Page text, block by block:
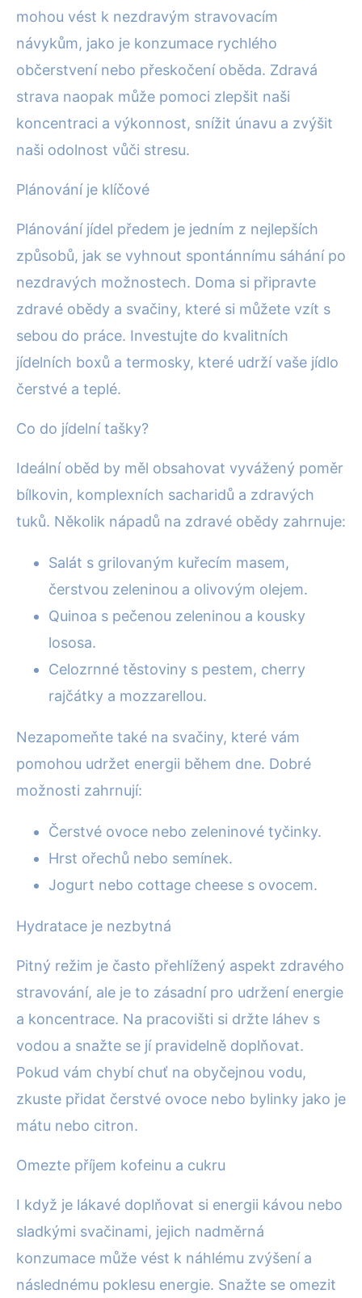
mohou vést k nezdravým stravovacím
návykům, jako je konzumace rychlého
občerstvení nebo přeskočení oběda. Zdravá
strava naopak může pomoci zlepšit naši
koncentraci a výkonnost, snížit únavu a zvýšit
naši odolnost vůči stresu.
Plánování je klíčové
Plánování jídel předem je jedním z nejlepších
způsobů, jak se vyhnout spontánnímu sáhání po
nezdravých možnostech. Doma si připravte
zdravé obědy a svačiny, které si můžete vzít s
sebou do práce. Investujte do kvalitních
jídelních boxů a termosky, které udrží vaše jídlo
čerstvé a teplé.
Co do jídelní tašky?
Ideální oběd by měl obsahovat vyvážený poměr
bílkovin, komplexních sacharidů a zdravých
tuků. Několik nápadů na zdravé obědy zahrnuje:
Salát s grilovaným kuřecím masem,
čerstvou zeleninou a olivovým olejem.
Quinoa s pečenou zeleninou a kousky
lososa.
Celozrnné těstoviny s pestem, cherry
rajčátky a mozzarellou.
Nezapomeňte také na svačiny, které vám
pomohou udržet energii během dne. Dobré
možnosti zahrnují:
Čerstvé ovoce nebo zeleninové tyčinky.
Hrst ořechů nebo semínek.
Jogurt nebo cottage cheese s ovocem.
Hydratace je nezbytná
Pitný režim je často přehlížený aspekt zdravého
stravování, ale je to zásadní pro udržení energie
a koncentrace. Na pracovišti si držte láhev s
vodou a snažte se jí pravidelně doplňovat.
Pokud vám chybí chuť na obyčejnou vodu,
zkuste přidat čerstvé ovoce nebo bylinky jako je
mátu nebo citron.
Omezte příjem kofeinu a cukru
I když je lákavé doplňovat si energii kávou nebo
sladkými svačinami, jejich nadměrná
konzumace může vést k náhlému zvýšení a
následnému poklesu energie. Snažte se omezit